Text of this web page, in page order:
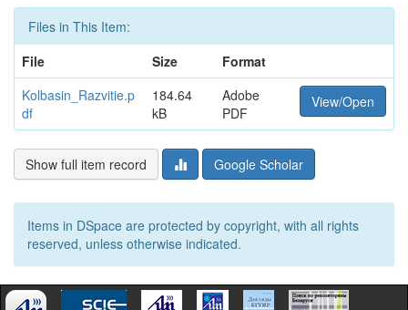
Files in This Item:
File
Size
Format
Kolbasin_Razvitie.p
df
184.64
kB
Adobe
PDF
View/Open
Show full item record Google Scholar
Items in DSpace are protected by copyright, with all rights
reserved, unless otherwise indicated.